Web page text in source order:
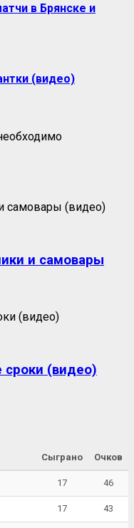
в Брянске и
(видео)
и самовары
сроки (видео)
Сыграно Очков
17 46
17 43